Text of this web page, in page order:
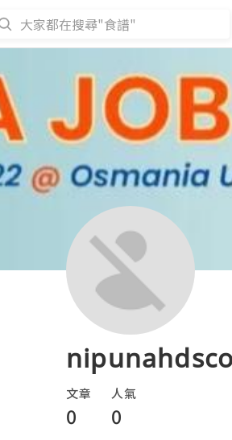
文章
0
人氣
0